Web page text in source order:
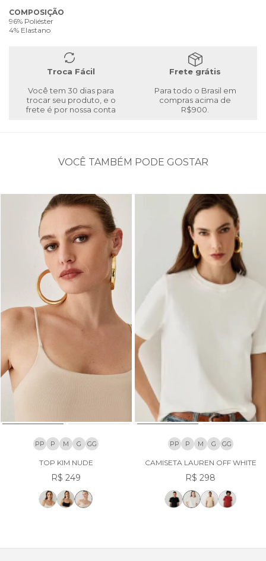
COMPOSIÇÃO
96% Poliéster
4% Elastano
Troca Fácil
Você tem 30 dias para
trocar seu produto, e o
frete é por nossa conta
Frete grátis
Para todo o Brasil em
compras acima de
R$900.
VOCÊ TAMBÉM PODE GOSTAR
PP P M G GG
TOP KIM NUDE
R$ 249
PP P M G GG
CAMISETA LAUREN OFF WHITE
R$ 298